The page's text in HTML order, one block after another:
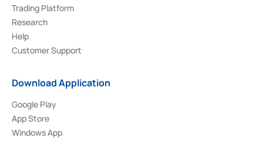
Trading Platform
Research
Help
Customer Support
Download Application
Google Play
App Store
Windows App